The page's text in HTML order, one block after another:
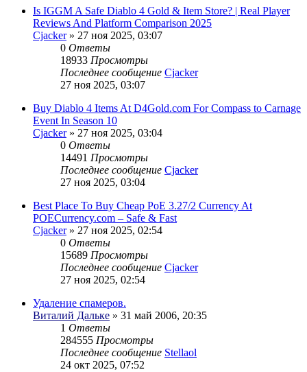
Is IGGM A Safe Diablo 4 Gold & Item Store? | Real Player
Reviews And Platform Comparison 2025
Cjacker» 27 ноя 2025, 03:07
0 Ответы
18933 Просмотры
Последнее сообщение Cjacker
27 ноя 2025, 03:07
Buy Diablo 4 Items At D4Gold.com For Compass to Carnage
Event In Season 10
Cjacker» 27 ноя 2025, 03:04
0 Ответы
14491 Просмотры
Последнее сообщение Cjacker
27 ноя 2025, 03:04
Best Place To Buy Cheap PoE 3.27/2 Currency At
POECurrency.com – Safe & Fast
Cjacker» 27 ноя 2025, 02:54
0 Ответы
15689 Просмотры
Последнее сообщение Cjacker
27 ноя 2025, 02:54
Удаление спамеров.
Виталий Дальке » 31 май 2006, 20:35
1 Ответы
284555 Просмотры
Последнее сообщение Stellaol
24 окт 2025, 07:52